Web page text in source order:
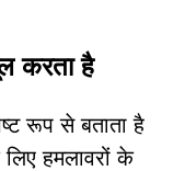
करता है
रूप से बताता है
हमलावरों के